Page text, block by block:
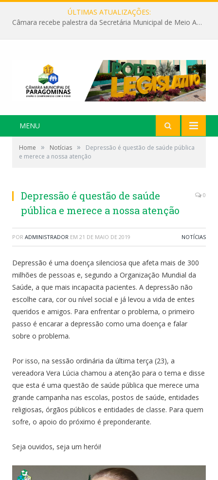
ÚLTIMAS ATUALIZAÇÕES:
Câmara recebe palestra da Secretária Municipal de Meio Ambiente sobre as ações da “SEMANA DO MEIO AMBIENTE”
MENU
Home » Notícias »
Depressão é questão de saúde pública
e merece a nossa atenção
Depressão é questão de saúde
pública e merece a nossa atenção
0
POR ADMINISTRADOR EM 21 DE MAIO DE 2019 NOTÍCIAS
Depressão é uma doença silenciosa que afeta mais de 300
milhões de pessoas e, segundo a Organização Mundial da
Saúde, a que mais incapacita pacientes. A depressão não
escolhe cara, cor ou nível social e já levou a vida de entes
queridos e amigos. Para enfrentar o problema, o primeiro
passo é encarar a depressão como uma doença e falar
sobre o problema.
Por isso, na sessão ordinária da última terça (23), a
vereadora Vera Lúcia chamou a atenção para o tema e disse
que esta é uma questão de saúde pública que merece uma
grande campanha nas escolas, postos de saúde, entidades
religiosas, órgãos públicos e entidades de classe. Para quem
sofre, o apoio do próximo é preponderante.
Seja ouvidos, seja um herói!